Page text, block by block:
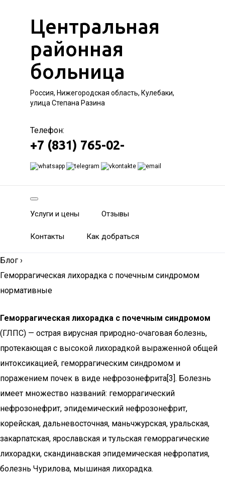
Центральная
районная
больница
Россия, Нижегородская область, Кулебаки,
улица Степана Разина
Телефон:
+7 (831) 765-02-
Услуги и цены Отзывы
Контакты Как добраться
Блог ›
Геморрагическая лихорадка с почечным синдромом
нормативные
Геморрагическая лихорадка с почечным синдромом
(ГЛПС) — острая вирусная природно-очаговая болезнь,
протекающая с высокой лихорадкой выраженной общей
интоксикацией, геморрагическим синдромом и
поражением почек в виде нефрозонефрита[3]. Болезнь
имеет множество названий: геморрагический
нефрозонефрит, эпидемический нефрозонефрит,
корейская, дальневосточная, маньчжурская, уральская,
закарпатская, ярославская и тульская геморрагические
лихорадки, скандинавская эпидемическая нефропатия,
болезнь Чурилова, мышиная лихорадка.